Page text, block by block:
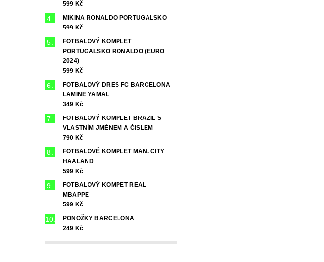
599 Kč
MIKINA RONALDO PORTUGALSKO
599 Kč
FOTBALOVÝ KOMPLET
PORTUGALSKO RONALDO (EURO
2024)
599 Kč
FOTBALOVÝ DRES FC BARCELONA
LAMINE YAMAL
349 Kč
FOTBALOVÝ KOMPLET BRAZIL S
VLASTNÍM JMÉNEM A ČISLEM
790 Kč
FOTBALOVÉ KOMPLET MAN. CITY
HAALAND
599 Kč
FOTBALOVÝ KOMPET REAL
MBAPPE
599 Kč
PONOŽKY BARCELONA
249 Kč